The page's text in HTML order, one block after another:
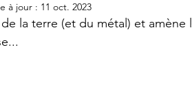
à jour : 11 oct. 2023
la terre (et du métal) et